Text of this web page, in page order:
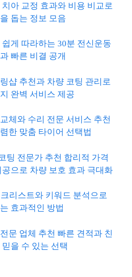
아 교정 효과와 비용 비교로
돕는 정보 모음
게 따라하는 30분 전신운동
빠른 비결 공개
샵 추천과 차량 코팅 관리로
완벽 서비스 제공
체와 수리 전문 서비스 추천
한 맞춤 타이어 선택법
팅 전문가 추천 합리적 가격
으로 차량 보호 효과 극대화
크리스트와 키워드 분석으로
효과적인 방법
문 업체 추천 빠른 견적과 친
을 수 있는 선택